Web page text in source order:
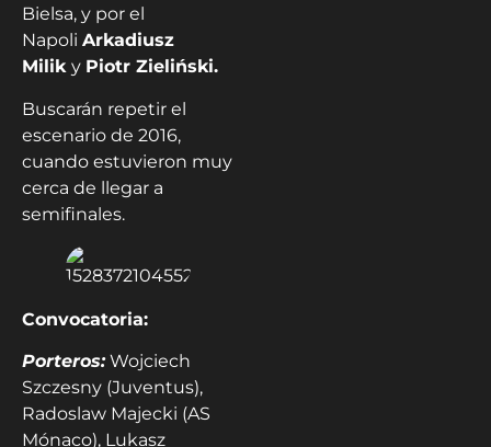
Bielsa, y por el
Napoli Arkadiusz
Milik y Piotr Zieliński.
Buscarán repetir el
escenario de 2016,
cuando estuvieron muy
cerca de llegar a
semifinales.
Convocatoria:
Porteros:Wojciech
Szczesny (Juventus),
Radoslaw Majecki (AS
Mónaco), Lukasz